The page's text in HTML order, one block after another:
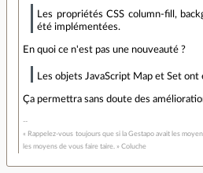
Les propriétés CSS column-fill,
été implémentées.
En quoi ce n'est pas une nouveauté ?
Les objets JavaScript Map et Set
Ça permettra sans doute des
« Rappelez-vous toujours que si la Gestapo avait les
les moyens de vous faire taire. » Coluche